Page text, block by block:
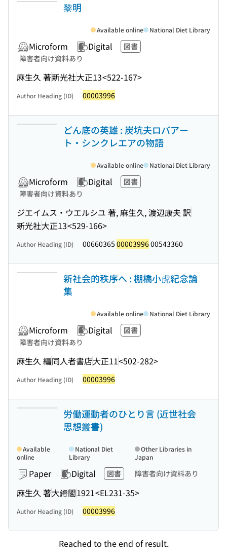
黎明
Microform Digital
図書
障害者向け資料あり
麻生久 著新光社大正13<522-167>
Available online National Diet Library
Author Heading (ID) 00003996
どん底の英雄 : 炭坑夫ロバアー
ト・シンクレエアの物語
Microform Digital
図書
障害者向け資料あり
ジエイムス・ウエルシユ 著, 麻生久, 渡辺康夫 訳
新光社大正13<529-166>
Available online National Diet Library
Author Heading (ID) 00660365 0000399600543360
新社会的秩序へ : 棚橋小虎紀念論
集
Microform Digital
図書
障害者向け資料あり
麻生久 編同人者書店大正11<502-282>
Available online National Diet Library
Author Heading (ID) 00003996
労働運動者のひとり言 (近世社会
思想叢書)
Paper Digital 図書 障害者向け資料あり
麻生久 著大鐙閣1921<EL231-35>
Available
online
National Diet
Library
Other Libraries in
Japan
Author Heading (ID) 00003996
Reached to the end of result.